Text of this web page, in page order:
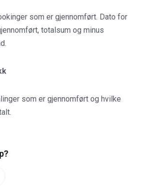
som er gjennomført. Dato for
totalsum og minus
som er gjennomført og hvilke